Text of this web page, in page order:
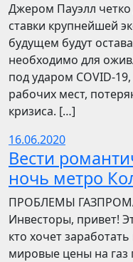
Джером Пауэлл
ставки крупнейшей
будущем будут
необходимо для
под ударом COVID-
рабочих мест,
кризиса. […]
16.06.2020
Вести
ночь метро
ПРОБЛЕМЫ
Инвесторы, привет!
кто хочет
мировые цены на газ